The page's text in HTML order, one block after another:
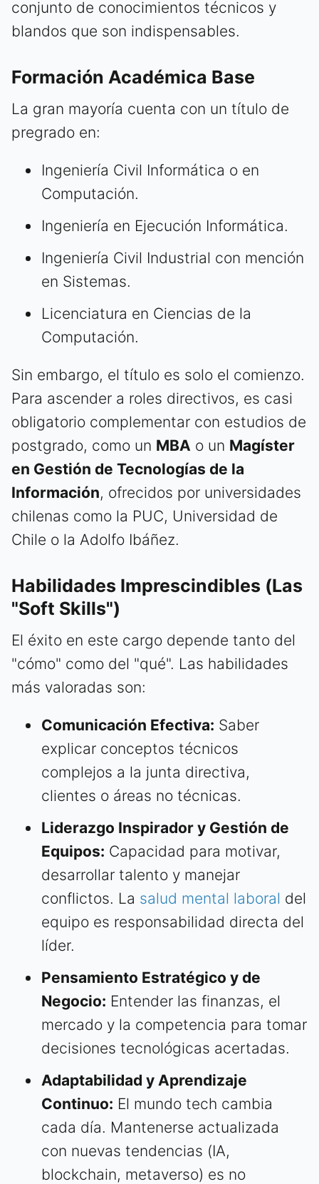
conjunto de conocimientos técnicos y
blandos que son indispensables.
Formación Académica Base
La gran mayoría cuenta con un título de
pregrado en:
Ingeniería Civil Informática o en
Computación.
Ingeniería en Ejecución Informática.
Ingeniería Civil Industrial con mención
en Sistemas.
Licenciatura en Ciencias de la
Computación.
Sin embargo, el título es solo el comienzo.
Para ascender a roles directivos, es casi
obligatorio complementar con estudios de
postgrado, como un MBA o un Magíster
en Gestión de Tecnologías de la
Información, ofrecidos por universidades
chilenas como la PUC, Universidad de
Chile o la Adolfo Ibáñez.
Habilidades Imprescindibles (Las
"Soft Skills")
El éxito en este cargo depende tanto del
"cómo" como del "qué". Las habilidades
más valoradas son:
Comunicación Efectiva: Saber
explicar conceptos técnicos
complejos a la junta directiva,
clientes o áreas no técnicas.
Liderazgo Inspirador y Gestión de
Equipos: Capacidad para motivar,
desarrollar talento y manejar
conflictos. La salud mental laboral del
equipo es responsabilidad directa del
líder.
Pensamiento Estratégico y de
Negocio: Entender las finanzas, el
mercado y la competencia para tomar
decisiones tecnológicas acertadas.
Adaptabilidad y Aprendizaje
Continuo: El mundo tech cambia
cada día. Mantenerse actualizada
con nuevas tendencias (IA,
blockchain, metaverso) es no